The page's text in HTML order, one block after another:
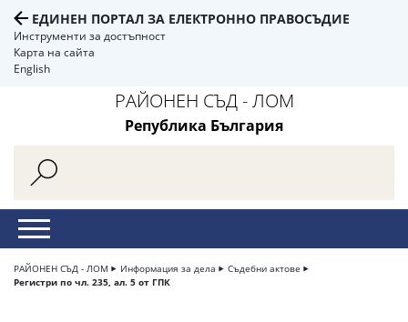
ЕДИНЕН ПОРТАЛ ЗА ЕЛЕКТРОННО ПРАВОСЪДИЕ
Инструменти за достъпност
Карта на сайта
English
РАЙОНЕН СЪД - ЛОМ
Република България
РАЙОНЕН СЪД - ЛОМ Информация за дела
Съдебни актове
Регистри по чл. 235, ал. 5 от ГПК